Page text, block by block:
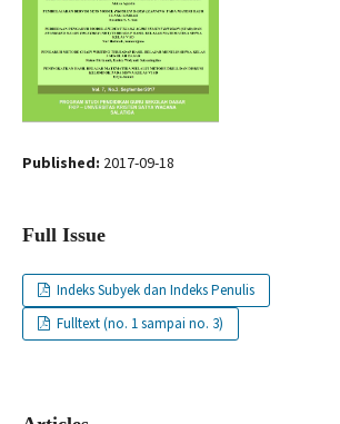
Published: 2017-09-18
Full Issue
Indeks Subyek dan Indeks Penulis
Fulltext (no. 1 sampai no. 3)